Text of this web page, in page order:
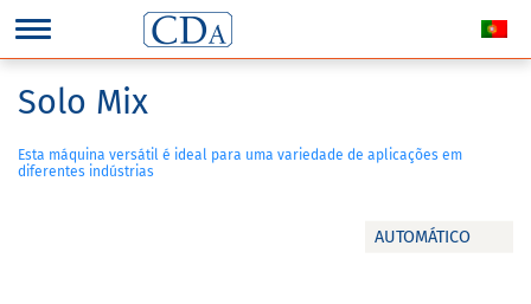
AUTOMÁTICO
Solo Mix
Esta máquina versátil é ideal para uma variedade de aplicações em
diferentes indústrias